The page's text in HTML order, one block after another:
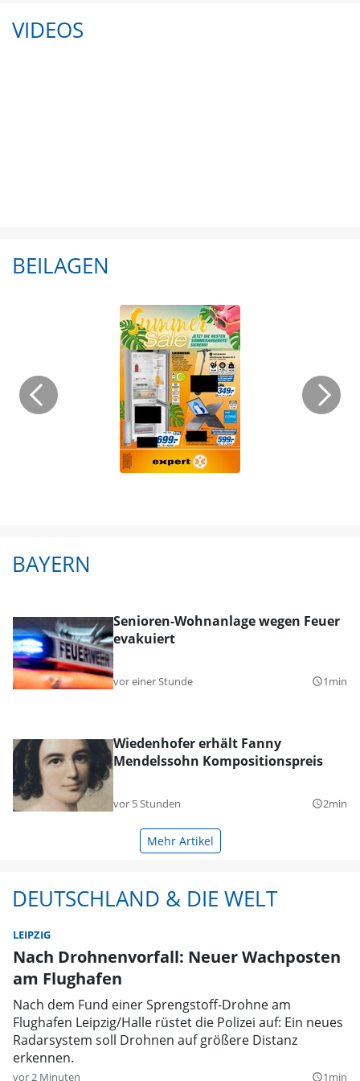
VIDEOS
BEILAGEN
BAYERN
Senioren-Wohnanlage wegen Feuer
evakuiert
vor einer Stunde query_builder1min
Wiedenhofer erhält Fanny
Mendelssohn Kompositionspreis
vor 5 Stunden query_builder2min
Mehr Artikel
DEUTSCHLAND & DIE WELT
LEIPZIG
Nach Drohnenvorfall: Neuer Wachposten
am Flughafen
Nach dem Fund einer Sprengstoff-Drohne am
Flughafen Leipzig/Halle rüstet die Polizei auf: Ein neues
Radarsystem soll Drohnen auf größere Distanz
erkennen.
vor 2 Minuten query_builder1min